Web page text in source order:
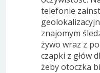
telefonie
znajomym
żywo wraz z
czapki z głów
żeby otoczka